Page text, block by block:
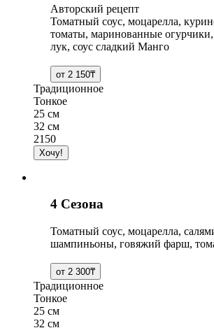
Авторский рецепт
Томатный соус, моцарелла,
томаты, маринованные
лук, соус сладкий Манго
Традиционное
Тонкое
25 см
32 см
2150
4 Сезона
Томатный соус, моцарелла,
шампиньоны, говяжий фарш,
Традиционное
Тонкое
25 см
32 см